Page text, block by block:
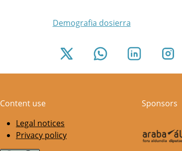
Demografia dosierra
Content use
Legal notices
Privacy policy
Sponsors